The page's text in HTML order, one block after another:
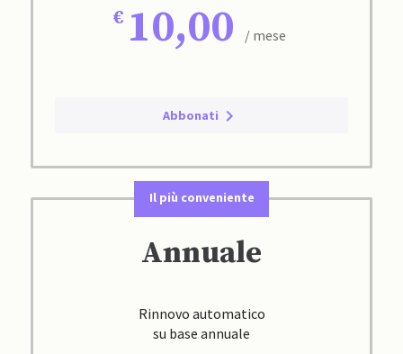
10,00 / mese
Abbonati
Il più conveniente
Annuale
Rinnovo automatico
su base annuale